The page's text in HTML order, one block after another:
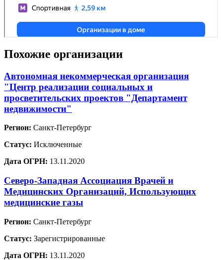
Похожие организации
Автономная некоммерческая организация
"Центр реализации социальных и
просветительских проектов "Департамент
недвижимости"
Регион: Санкт-Петербург
Статус: Исключенные
Дата ОГРН: 13.11.2020
Северо-Западная Ассоциация Врачей и
Медицинских Организаций, Использующих
медицинские газы
Регион: Санкт-Петербург
Статус: Зарегистрированные
Дата ОГРН: 13.11.2020